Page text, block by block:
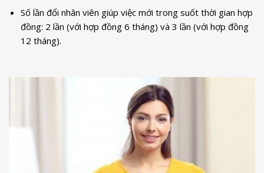
Số lần đổi nhân viên giúp việc mới trong suốt thời gian hợp
đồng: 2 lần (với hợp đồng 6 tháng) và 3 lần (với hợp đồng
12 tháng).